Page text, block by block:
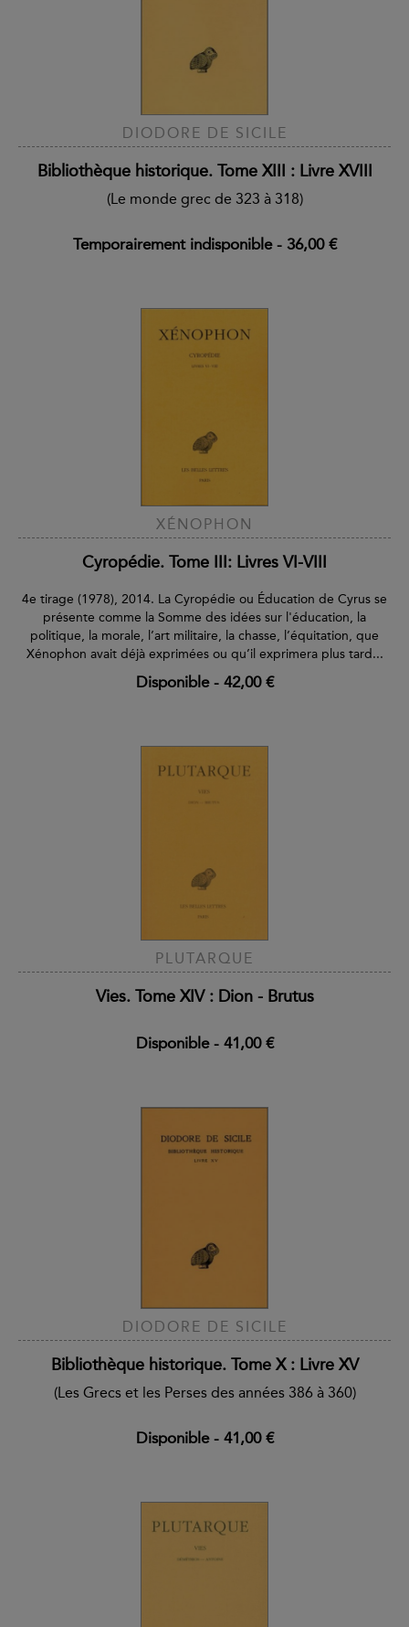
DIODORE DE SICILE
Bibliothèque historique. Tome XIII : Livre XVIII
(Le monde grec de 323 à 318)
Temporairement indisponible- 36,00 €
XÉNOPHON
Cyropédie. Tome III: Livres VI-VIII
4e tirage (1978), 2014. La Cyropédie ou Éducation de Cyrus se
présente comme la Somme des idées sur l'éducation, la
politique, la morale, l’art militaire, la chasse, l’équitation, que
Xénophon avait déjà exprimées ou qu’il exprimera plus tard...
Disponible- 42,00 €
PLUTARQUE
Vies. Tome XIV : Dion - Brutus
Disponible- 41,00 €
DIODORE DE SICILE
Bibliothèque historique. Tome X : Livre XV
(Les Grecs et les Perses des années 386 à 360)
Disponible- 41,00 €